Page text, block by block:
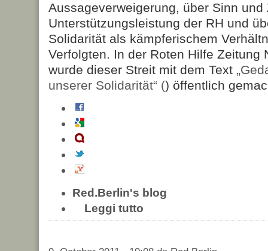
Aussageverweigerung, über Sinn und
Unterstützungsleistung der RH und
Solidarität als kämpferischem
Verfolgten. In der Roten Hilfe Zeitung
wurde dieser Streit mit dem Text
unserer Solidarität“ () öffentlich
Red.Berlin's blog
Leggi tutto